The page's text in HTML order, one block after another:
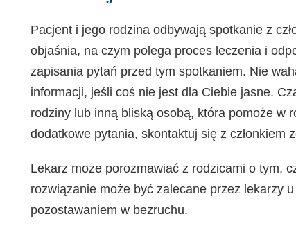
Pacjent i jego rodzina odbywają spotkanie z
objaśnia, na czym polega proces leczenia i
zapisania pytań przed tym spotkaniem. Nie
informacji, jeśli coś nie jest dla Ciebie jasne.
rodziny lub inną bliską osobą, która pomoże w
dodatkowe pytania, skontaktuj się z członkiem
Lekarz może porozmawiać z rodzicami o tym,
rozwiązanie może być zalecane przez lekarzy
pozostawaniem w bezruchu.